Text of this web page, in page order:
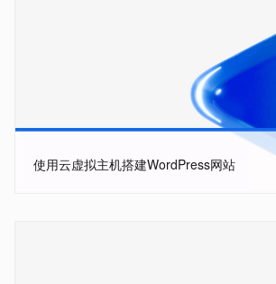
使用云虚拟主机搭建WordPress网站